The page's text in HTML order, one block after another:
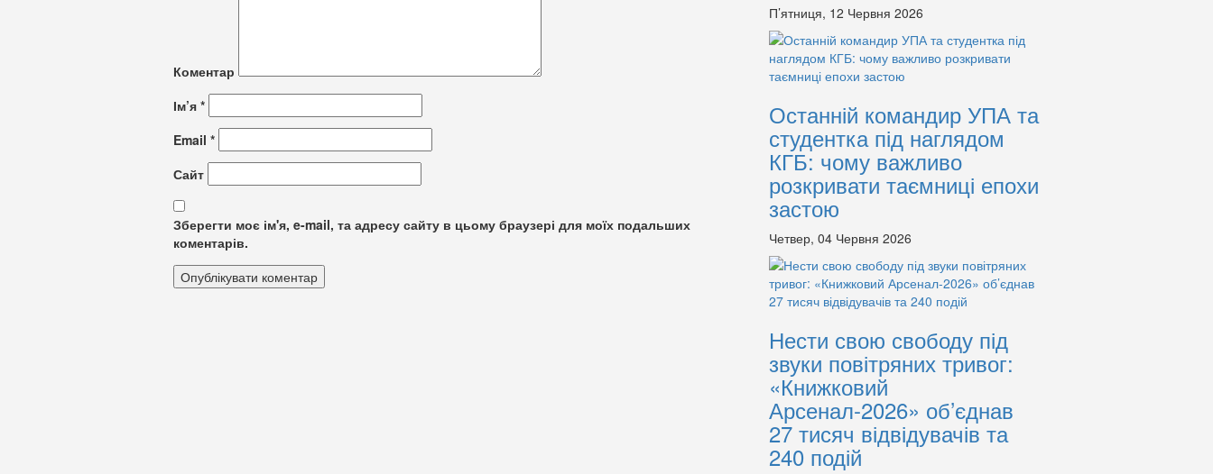
Коментар
Ім’я *
Email *
Сайт
Зберегти моє ім'я, e-mail, та адресу сайту в цьому браузері для моїх подальших
коментарів.
П’ятниця, 12 Червня 2026
Останній командир УПА та
студентка під наглядом
КГБ: чому важливо
розкривати таємниці епохи
застою
Четвер, 04 Червня 2026
Нести свою свободу під
звуки повітряних тривог:
«Книжковий
Арсенал-2026» об’єднав
27 тисяч відвідувачів та
240 подій